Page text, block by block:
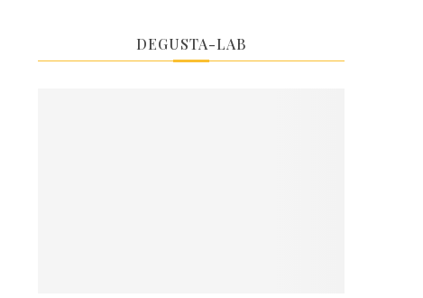
DEGUSTA-LAB